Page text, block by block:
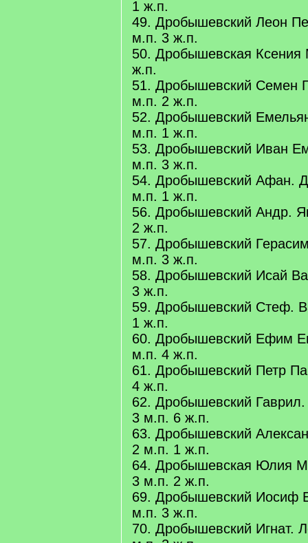
1 ж.п.
49. Дробышевский Леон
м.п. 3 ж.п.
50. Дробышевская Ксения
ж.п.
51. Дробышевский Семен
м.п. 2 ж.п.
52. Дробышевский
м.п. 1 ж.п.
53. Дробышевский Иван
м.п. 3 ж.п.
54. Дробышевский Афан.
м.п. 1 ж.п.
56. Дробышевский Андр.
2 ж.п.
57. Дробышевский
м.п. 3 ж.п.
58. Дробышевский Исай
3 ж.п.
59. Дробышевский Стеф.
1 ж.п.
60. Дробышевский Ефим
м.п. 4 ж.п.
61. Дробышевский Петр
4 ж.п.
62. Дробышевский
3 м.п. 6 ж.п.
63. Дробышевский
2 м.п. 1 ж.п.
64. Дробышевская Юлия
3 м.п. 2 ж.п.
69. Дробышевский Иосиф
м.п. 3 ж.п.
70. Дробышевский Игнат.